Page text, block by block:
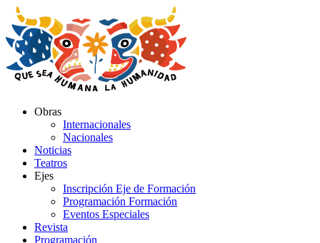
al
contenido
Obras
Internacionales
Nacionales
Noticias
Teatros
Ejes
Inscripción Eje de Formación
Programación Formación
Eventos Especiales
Revista
Programación